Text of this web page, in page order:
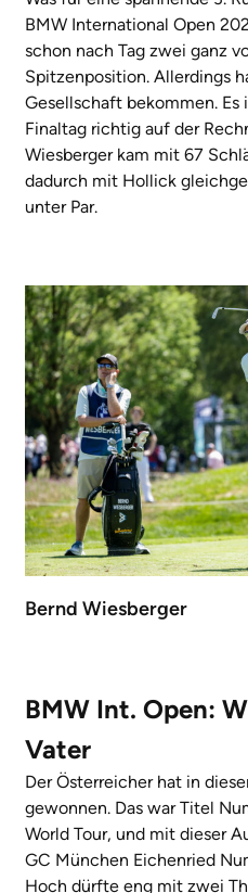
BMW International Open
schon nach Tag zwei ganz
Spitzenposition. Allerdings
Gesellschaft bekommen. Es
Finaltag richtig auf der
Wiesberger kam mit 67
dadurch mit Hollick
unter Par.
Bernd Wiesberger
BMW Int. Open:
Vater
Der Österreicher hat in
gewonnen. Das war Titel
World Tour, und mit dieser
GC München Eichenried
Hoch dürfte eng mit zwei